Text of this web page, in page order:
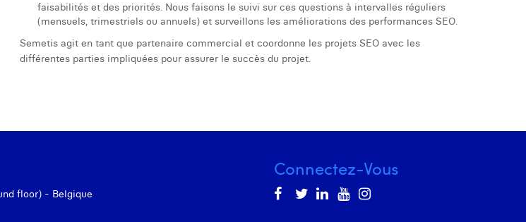
faisabilités et des priorités. Nous faisons le suivi sur ces questions à intervalles réguliers
(mensuels, trimestriels ou annuels) et surveillons les améliorations des performances SEO.
Semetis agit en tant que partenaire commercial et coordonne les projets SEO avec les
différentes parties impliquées pour assurer le succès du projet.
floor) - Belgique
Connectez-Vous